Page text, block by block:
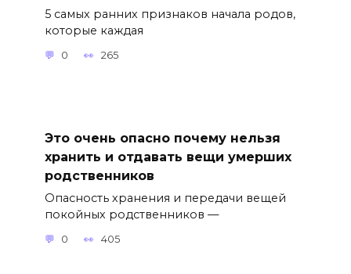
5 самых ранних признаков начала родов,
которые каждая
0 265
Это очень опасно почему нельзя
хранить и отдавать вещи умерших
родственников
Опасность хранения и передачи вещей
покойных родственников —
0 405